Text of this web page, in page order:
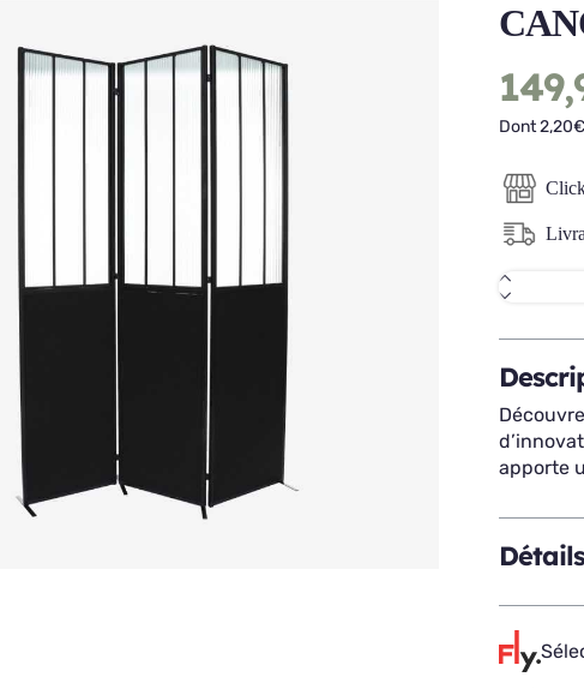
Dont
quantité
de
paravent
apporte